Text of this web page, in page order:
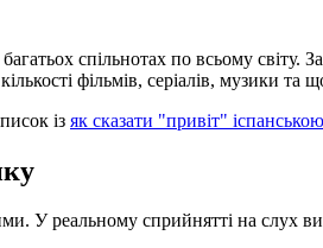
спільнотах по всьому світу.
фільмів, серіалів, музики та
із як сказати "привіт" іспанською
У реальному сприйнятті на слух